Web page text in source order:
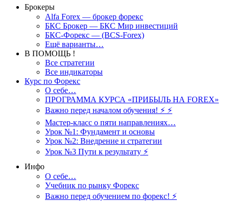
Брокеры
Alfa Forex — брокер форекс
БКС Брокер — БКС Мир инвестиций
БКС-Форекс — (BCS-Forex)
Ещё варианты…
В ПОМОЩЬ !
Все стратегии
Все индикаторы
Курс по Форекс
О себе…
ПРОГРАММА КУРСА «ПРИБЫЛЬ НА FOREX»
Важно перед началом обучения! ⚡ ⚡
Мастер-класс о пяти направлениях…
Урок №1: Фундамент и основы
Урок №2: Внедрение и стратегии
Урок №3 Пути к результату ⚡️
Инфо
О себе…
Учебник по рынку Форекс
Важно перед обучением по форекс! ⚡